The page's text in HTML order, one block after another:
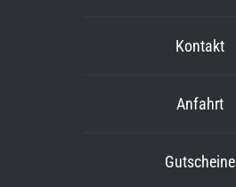
Kontakt
Anfahrt
Gutscheine